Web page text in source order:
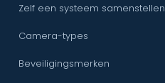
Zelf een systeem samenstellen
Camera-types
Beveiligingsmerken